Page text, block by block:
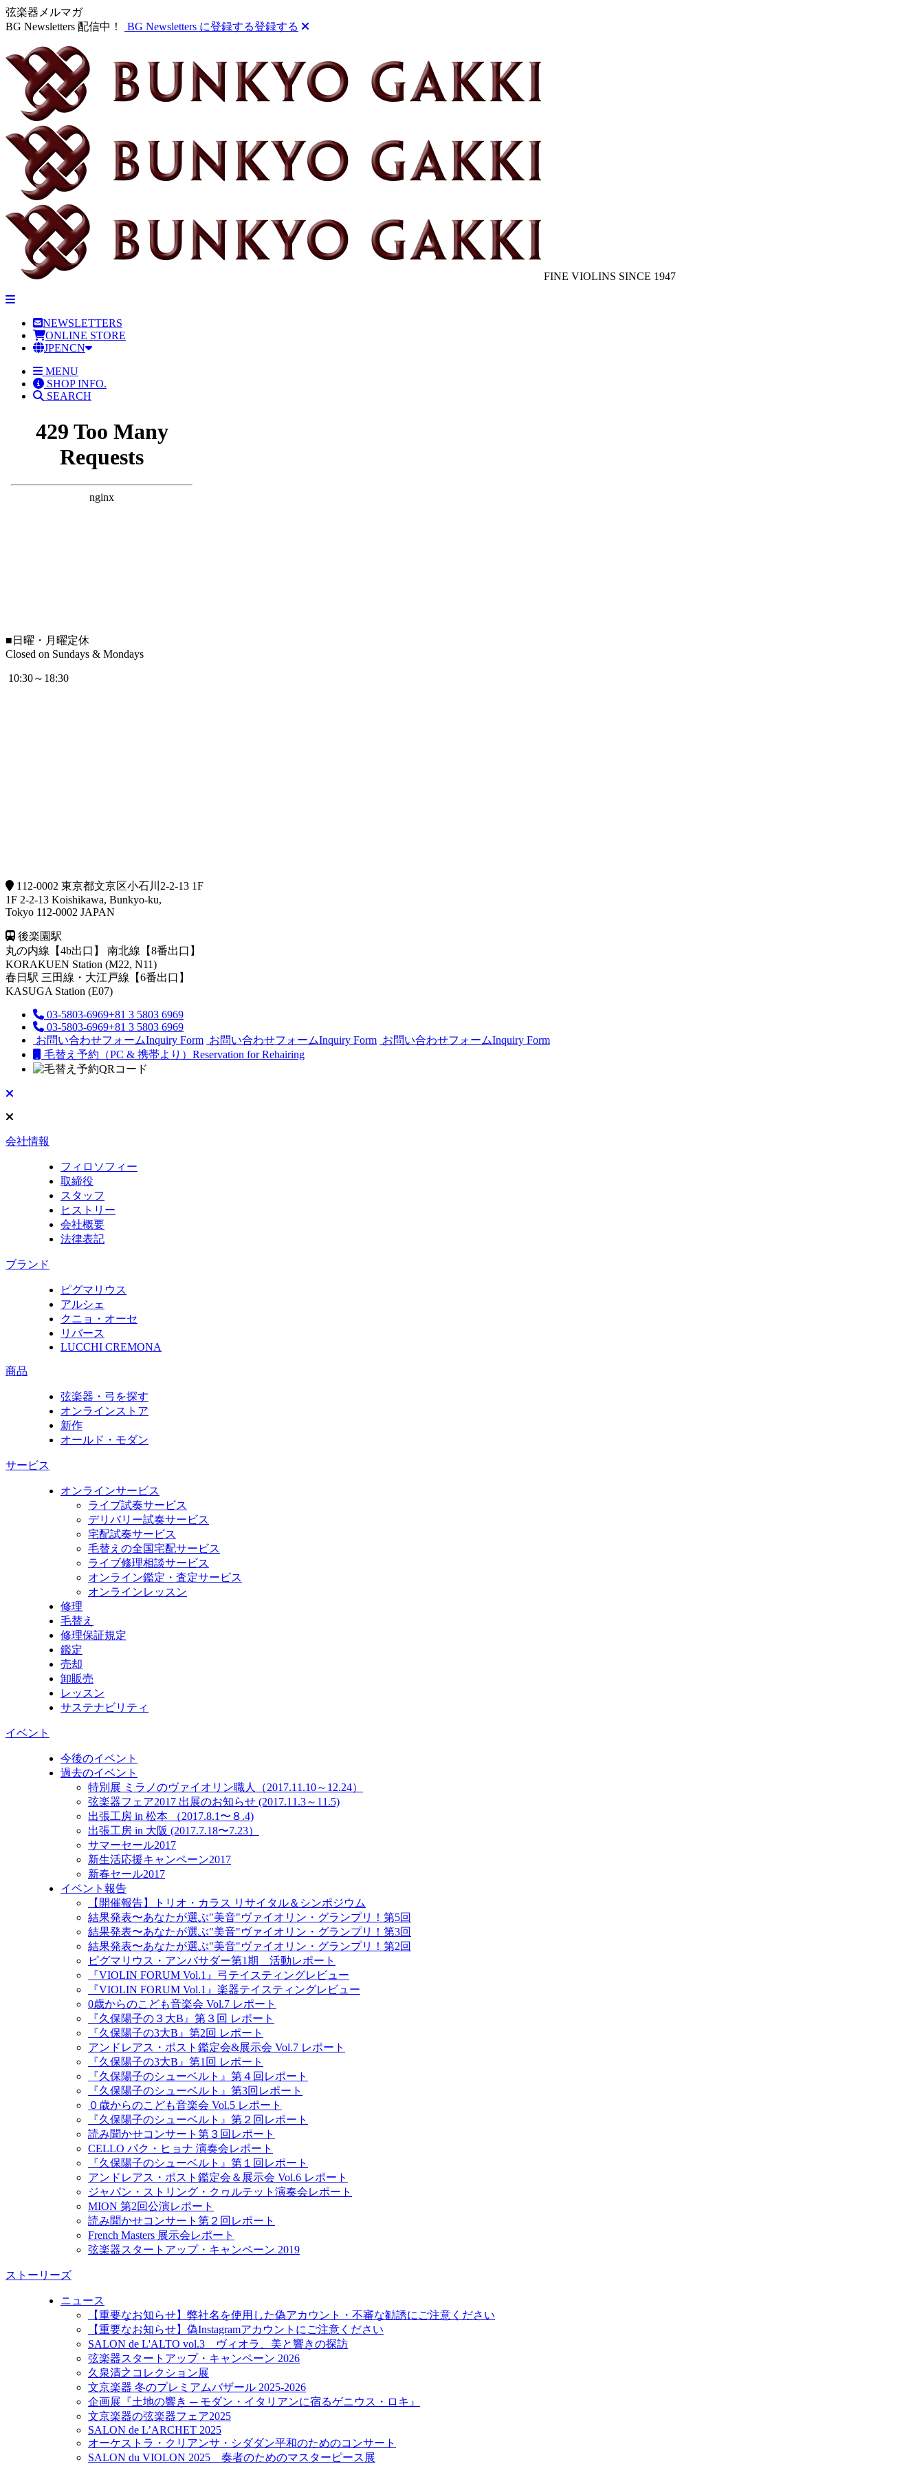
弦楽器メルマガ
BG Newsletters 配信中！
BG Newsletters に登録する登録する
FINE VIOLINS SINCE 1947
NEWSLETTERS
ONLINE STORE
JPENCN
MENU
SHOP INFO.
SEARCH
■ 日曜・月曜定休
Closed on Sundays & Mondays
10:30～18:30
112-0002 東京都文京区小石川2-2-13 1F
1F 2-2-13 Koishikawa, Bunkyo-ku,
Tokyo 112-0002 JAPAN
後楽園駅
丸の内線【4b出口】 南北線【8番出口】
KORAKUEN Station (M22, N11)
春日駅 三田線・大江戸線【6番出口】
KASUGA Station (E07)
03-5803-6969+81 3 5803 6969
03-5803-6969+81 3 5803 6969
お問い合わせフォームInquiry Form お問い合わせフォームInquiry Form お問い合わせフォームInquiry Form
毛替え予約（PC & 携帯より） Reservation for Rehairing
会社情報
フィロソフィー
取締役
スタッフ
ヒストリー
会社概要
法律表記
ブランド
ピグマリウス
アルシェ
クニョ・オーセ
リバース
LUCCHI CREMONA
商品
弦楽器・弓を探す
オンラインストア
新作
オールド・モダン
サービス
オンラインサービス
ライブ試奏サービス
デリバリー試奏サービス
宅配試奏サービス
毛替えの全国宅配サービス
ライブ修理相談サービス
オンライン鑑定・査定サービス
オンラインレッスン
修理
毛替え
修理保証規定
鑑定
売却
卸販売
レッスン
サステナビリティ
イベント
今後のイベント
過去のイベント
特別展 ミラノのヴァイオリン職人（2017.11.10～12.24）
弦楽器フェア2017 出展のお知らせ (2017.11.3～11.5)
出張工房 in 松本 （2017.8.1〜８.4)
出張工房 in 大阪 (2017.7.18〜7.23）
サマーセール2017
新生活応援キャンペーン2017
新春セール2017
イベント報告
【開催報告】トリオ・カラス リサイタル＆シンポジウム
結果発表〜あなたが選ぶ"美音"ヴァイオリン・グランプリ！第5回
結果発表〜あなたが選ぶ"美音"ヴァイオリン・グランプリ！第3回
結果発表〜あなたが選ぶ"美音"ヴァイオリン・グランプリ！第2回
ピグマリウス・アンバサダー第1期 活動レポート
『VIOLIN FORUM Vol.1』弓テイスティングレビュー
『VIOLIN FORUM Vol.1』楽器テイスティングレビュー
0歳からのこども音楽会 Vol.7 レポート
『久保陽子の３大B』第３回 レポート
『久保陽子の3大B』第2回 レポート
アンドレアス・ポスト鑑定会&展示会 Vol.7 レポート
『久保陽子の3大B』第1回 レポート
『久保陽子のシューベルト』第４回レポート
『久保陽子のシューベルト』第3回レポート
０歳からのこども音楽会 Vol.5 レポート
『久保陽子のシューベルト』第２回レポート
読み聞かせコンサート第３回レポート
CELLO パク・ヒョナ 演奏会レポート
『久保陽子のシューベルト』第１回レポート
アンドレアス・ポスト鑑定会＆展示会 Vol.6 レポート
ジャパン・ストリング・クヮルテット演奏会レポート
MION 第2回公演レポート
読み聞かせコンサート第２回レポート
French Masters 展示会レポート
弦楽器スタートアップ・キャンペーン 2019
ストーリーズ
ニュース
【重要なお知らせ】弊社名を使用した偽アカウント・不審な勧誘にご注意ください
【重要なお知らせ】偽Instagramアカウントにご注意ください
SALON de L'ALTO vol.3 ヴィオラ、美と響きの探訪
弦楽器スタートアップ・キャンペーン 2026
久泉清之コレクション展
文京楽器 冬のプレミアムバザール 2025-2026
企画展『土地の響き ─ モダン・イタリアンに宿るゲニウス・ロキ』
文京楽器の弦楽器フェア2025
SALON de L’ARCHET 2025
オーケストラ・クリアンサ・シダダン平和のためのコンサート
SALON du VIOLON 2025 奏者のためのマスターピース展